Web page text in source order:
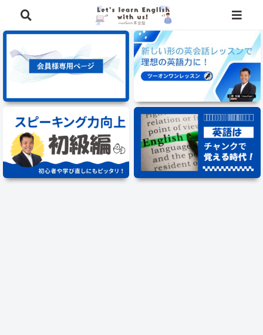
⭐️英語学習に役立つ、豪華特典を無料でプレゼント中⭐️